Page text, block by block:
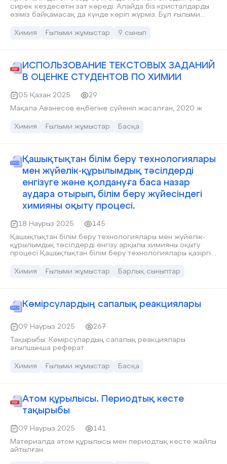
сирек кездесетін зат көреді. Алайда біз кристалдарды
өзіміз байқамасақ да күнде көріп жүрміз. Бұл ғылыми
қолдан өсіруге болатынын тәжірибе жүзінде
кристалдардың құрамымен және түрлерімен таныстым.
Бұл жұмыс кристалдардың қасиеттерін, қолдану
салаларын және оларды қолдан өсіру әдістерін
Химия Ғылыми жұмыстар 9 сынып
ИСПОЛЬЗОВАНИЕ ТЕКСТОВЫХ ЗАДАНИЙ
В ОЦЕНКЕ СТУДЕНТОВ ПО ХИМИИ
05 Қазан 2025
29
Мақала Аванесов еңбегіне сүйеніп жасалған, 2020 ж
Химия Ғылыми жұмыстар Басқа
Қашықтықтан білім беру технологиялары
мен жүйелік-құрылымдық тәсілдерді
енгізуге және қолдануға баса назар
аудара отырып, білім беру жүйесіндегі
химияны оқыту процесі.
18 Наурыз 2025
145
Қашықтықтан білім беру технологиялары мен жүйелік-
құрылымдық тәсілдерді енгізу арқылы химияны оқыту
процесі Қашықтықтан білім беру технологиялары қазіргі
оқытудың тиімділігін арттырып, студенттерге ыңғайлы
зертханаларды қолдану арқылы оқу материалын түсінуді
жеңілдетеді. Жүйелік-құрылымдық тәсіл білім беру
көздейді. Бұл тәсіл химиялық құбылыстар мен
логикалық ойлау қабілетін дамытуға бағытталған.
Қашықтықтан оқыту технологияларын қолданудың негізгі
(бейнесабақтар, онлайн тесттер, симуляторлар); Жеке
Химия Ғылыми жұмыстар Барлық сыныптар
Көмірсулардың сапалық реакциялары
09 Наурыз 2025
267
Тақырыбы: Көмірсулардың сапалық реакциялары
ағылшынша реферат
Химия Ғылыми жұмыстар Басқа
Атом құрылысы. Периодтық кесте
тақырыбы
09 Наурыз 2025
141
Материалда атом құрылысы мен периодтық кесте жайлы
айтылған.